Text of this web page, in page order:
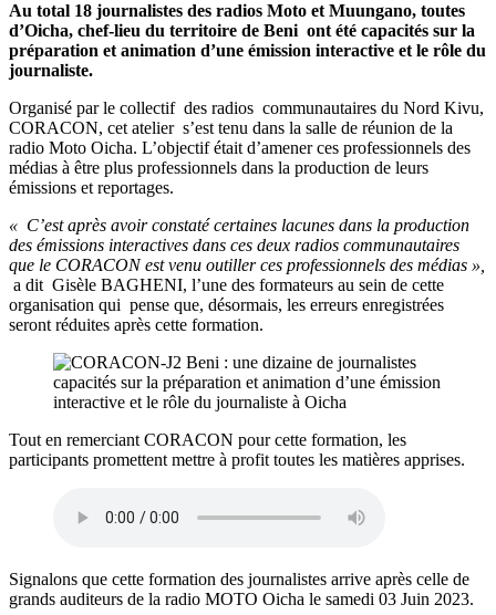
Au total 18 journalistes des radios Moto et Muungano, toutes
d’Oicha, chef-lieu du territoire de Beni ont été capacités sur la
préparation et animation d’une émission interactive et le rôle du
journaliste.
Organisé par le collectif des radios communautaires du Nord Kivu,
CORACON, cet atelier s’est tenu dans la salle de réunion de la
radio Moto Oicha. L’objectif était d’amener ces professionnels des
médias à être plus professionnels dans la production de leurs
émissions et reportages.
« C’est après avoir constaté certaines lacunes dans la production
des émissions interactives dans ces deux radios communautaires
que le CORACON est venu outiller ces professionnels des médias »,
a dit Gisèle BAGHENI, l’une des formateurs au sein de cette
organisation qui pense que, désormais, les erreurs enregistrées
seront réduites après cette formation.
Tout en remerciant CORACON pour cette formation, les
participants promettent mettre à profit toutes les matières apprises.
Signalons que cette formation des journalistes arrive après celle de
grands auditeurs de la radio MOTO Oicha le samedi 03 Juin 2023.